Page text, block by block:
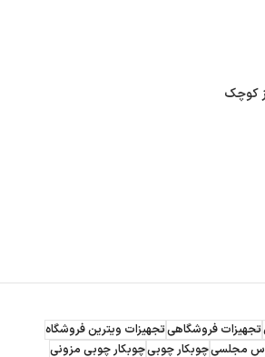
کوچک
تجهیزات فروشگاهیتجهیزات ویترین فروشگاه
مجلسیچوبکار چوبیچوبکار چوبی مزونی